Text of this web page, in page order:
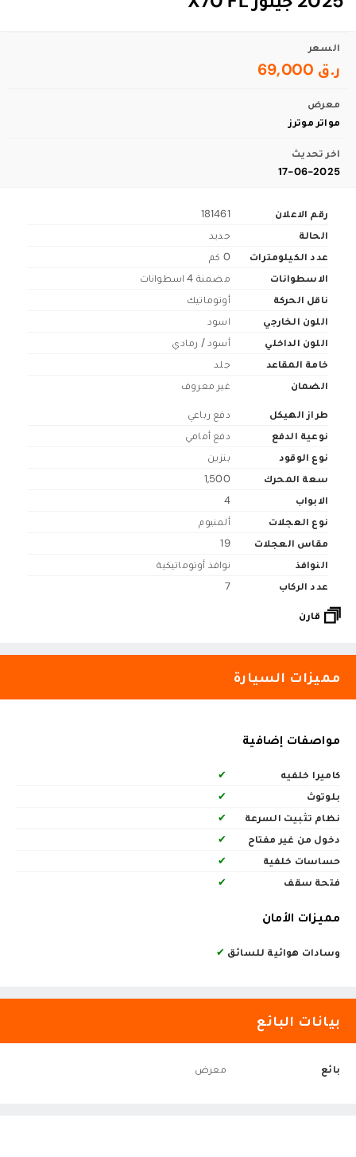
السعر
ر.ق 69,000
معرض
مواتر موترز
اخر تحديث
17-06-2025
رقم الاعلان
181461
الحالة
جديد
عدد الكيلومترات
0 كم
الاسطوانات
مضمنة 4 اسطوانات
ناقل الحركة
أوتوماتيك
اللون الخارجي
اسود
اللون الداخلي
أسود / رمادي
خامة المقاعد
جلد
الضمان
غير معروف
طراز الهيكل
دفع رباعي
نوعية الدفع
دفع أمامي
نوع الوقود
بنزين
سعة المحرك
1,500
الابواب
4
نوع العجلات
ألمنيوم
مقاس العجلات
19
النوافذ
نوافذ أوتوماتيكية
عدد الركاب
7
قارن
مميزات السيارة
مواصفات إضافية
كاميرا خلفيه
✔
بلوتوث
✔
نظام تثبيت السرعة
✔
دخول من غير مفتاح
✔
حساسات خلفية
✔
فتحة سقف
✔
مميزات الأمان
وسادات هوائية للسائق ✔
بيانات البائع
بائع معرض